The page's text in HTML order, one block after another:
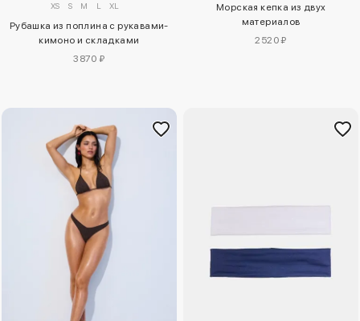
XS S M L XL
Рубашка из поплина с рукавами-
кимоно и складками
3870 ₽
Морская кепка из двух
материалов
2520 ₽